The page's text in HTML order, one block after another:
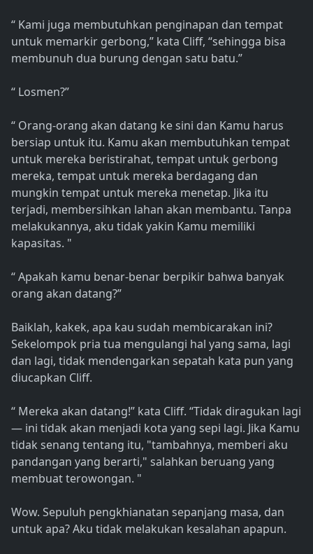
“ Kami juga membutuhkan penginapan dan tempat
untuk memarkir gerbong,” kata Cliff, “sehingga bisa
membunuh dua burung dengan satu batu.”
“ Losmen?”
“ Orang-orang akan datang ke sini dan Kamu harus
bersiap untuk itu. Kamu akan membutuhkan tempat
untuk mereka beristirahat, tempat untuk gerbong
mereka, tempat untuk mereka berdagang dan
mungkin tempat untuk mereka menetap. Jika itu
terjadi, membersihkan lahan akan membantu. Tanpa
melakukannya, aku tidak yakin Kamu memiliki
kapasitas. "
“ Apakah kamu benar-benar berpikir bahwa banyak
orang akan datang?”
Baiklah, kakek, apa kau sudah membicarakan ini?
Sekelompok pria tua mengulangi hal yang sama, lagi
dan lagi, tidak mendengarkan sepatah kata pun yang
diucapkan Cliff.
“ Mereka akan datang!” kata Cliff. “Tidak diragukan lagi
— ini tidak akan menjadi kota yang sepi lagi. Jika Kamu
tidak senang tentang itu, "tambahnya, memberi aku
pandangan yang berarti," salahkan beruang yang
membuat terowongan. "
Wow. Sepuluh pengkhianatan sepanjang masa, dan
untuk apa? Aku tidak melakukan kesalahan apapun.